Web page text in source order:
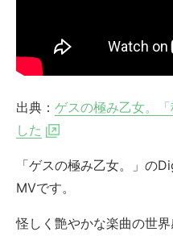
出典： ゲスの極み乙女。
した
「ゲスの極み乙女。」の
MVです。
怪しく艶やかな楽曲の世